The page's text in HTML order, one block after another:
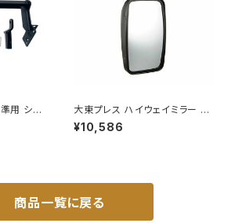
用 シャ
ー ボ
ント トレ
大東プレス ハイウェイミラー 10
00R DI-6121AXY
¥10,586
商品一覧に戻る